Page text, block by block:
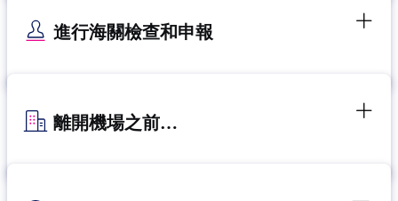
進行海關檢查和申報
離開機場之前…